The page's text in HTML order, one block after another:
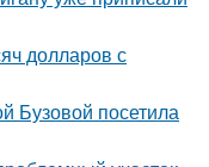
долларов с
Бузовой посетила